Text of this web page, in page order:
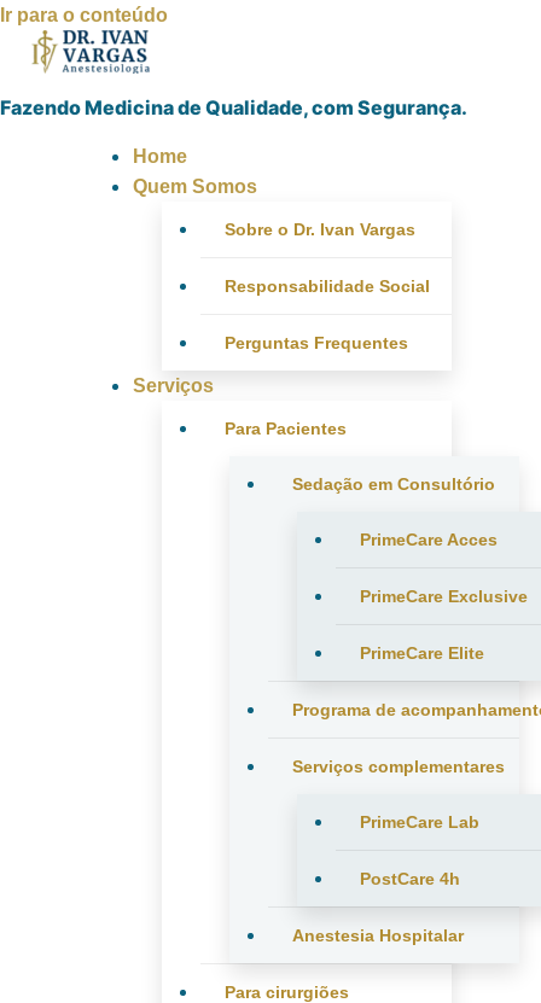
Ir para o conteúdo
Fazendo Medicina de Qualidade, com Segurança.
Home
Quem Somos
Sobre o Dr. Ivan Vargas
Responsabilidade Social
Perguntas Frequentes
Serviços
Para Pacientes
Sedação em Consultório
PrimeCare Acces
PrimeCare Exclusive
PrimeCare Elite
Programa de
Serviços complementares
PrimeCare Lab
PostCare 4h
Anestesia Hospitalar
Para cirurgiões